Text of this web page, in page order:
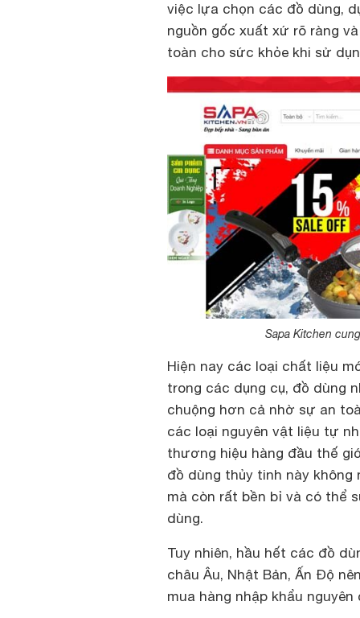
việc lựa chọn các đồ dùng,
nguồn gốc xuất xứ rõ ràng
toàn cho sức khỏe khi sử
Sapa Kitchen
Hiện nay các loại chất liệu
trong các dụng cụ, đồ dùng
chuộng hơn cả nhờ sự an
các loại nguyên vật liệu tự
thương hiệu hàng đầu thế
đồ dùng thủy tinh này
mà còn rất bền bỉ và có thể
dùng.
Tuy nhiên, hầu hết các đồ
châu Âu, Nhật Bản, Ấn Độ
mua hàng nhập khẩu